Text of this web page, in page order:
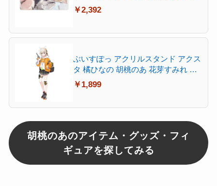
ラクター柄 おしゃれ 周辺 萌えグズ
デスクマット ホーム用 超大型 快適
い表面 耐久性が良い レーザー&光学
￥2,392
ぶいすぽっ アクリルスタンド アクス
タ 橘ひなの 胡桃のあ 花芽すみれ 小
森めと キャラクターグッズ 非公式
台座付き 保護フィルム付き 軽量 透
￥1,899
胡桃のあのアイテム・グッズ・フィ
ギュアを探してみる